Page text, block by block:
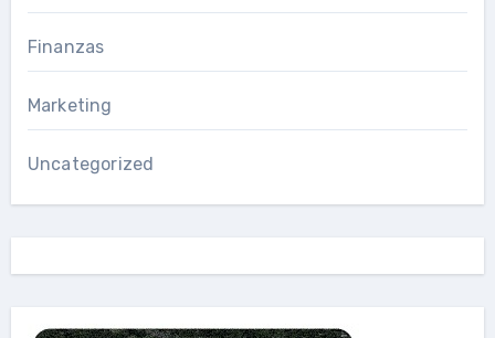
Finanzas
Marketing
Uncategorized